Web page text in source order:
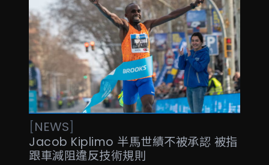
[NEWS]
Jacob Kiplimo 半馬世績不被承認 被指
跟車減阻違反技術規則